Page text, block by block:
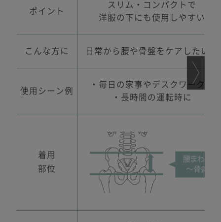
ポイント
スリム・コンパクトで
洋服の下にも使用しやすい
こんな方に 日常から腰や骨盤をケアしたい方
使用 シーン例
・毎日の家事やデスクワークに
・長時間の運転時に
着用
部位